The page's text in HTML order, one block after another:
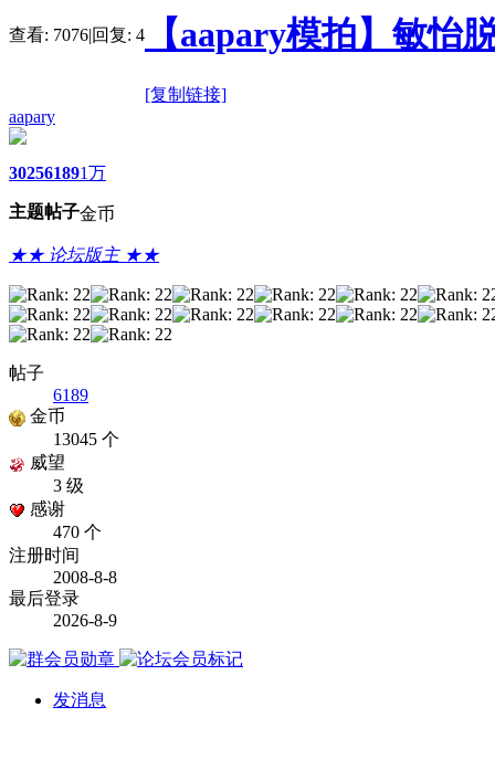
查看: 7076|回复: 4 【aapary模拍】敏怡
[复制链接]
aapary
3025
主题
6189
帖子
1万
金币
★★ 论坛版主 ★★
帖子
6189
金币
13045 个
威望
3 级
感谢
470 个
注册时间
2008-8-8
最后登录
2026-8-9
发消息